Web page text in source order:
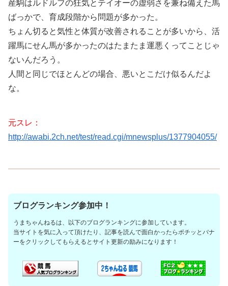
産駒はルドルフの狂気とテイオーの虚弱さを兼ね備えた馬
ばっかで、育成段階から問題が多かった。
ちょん切ると気性と体質が改善されることが多いから、活
躍馬にせん馬が多かったのはたまたま運悪くってことじゃ
ないんだろう。
人間と同じでほとんどの場合、悪いとこだけ似るんだよ
な。
元スレ：
http://awabi.2ch.net/test/read.cgi/mnewsplus/1377904055/
ブログランキング参加中！
うまちゃんねるは、以下のブログランキングに参加しています。
当サイトを気に入って頂けたり、記事を読んで面白かったらポチッとバナ
ーをクリックしてもらえるとサイト更新の励みになります！